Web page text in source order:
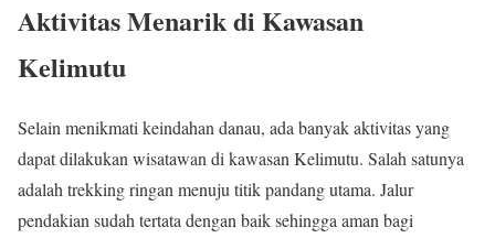
Aktivitas Menarik di Kawasan
Kelimutu
Selain menikmati keindahan danau, ada banyak aktivitas yang
dapat dilakukan wisatawan di kawasan Kelimutu. Salah satunya
adalah trekking ringan menuju titik pandang utama. Jalur
pendakian sudah tertata dengan baik sehingga aman bagi